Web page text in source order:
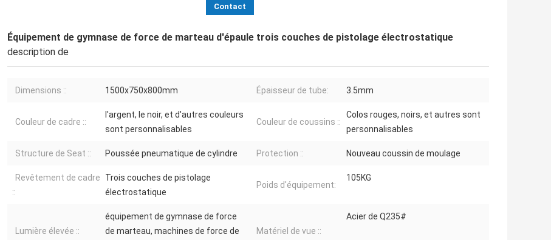
Contact
Équipement de gymnase de force de marteau d'épaule trois couches de pistolage électrostatique
description de
Dimensions :: 1500x750x800mm Épaisseur de tube: 3.5mm
Couleur de cadre ::
l'argent, le noir, et d'autres couleurs
sont personnalisables
Couleur de coussins ::
Colos rouges, noirs, et autres sont
personnalisables
Structure de Seat :: Poussée pneumatique de cylindre Protection :: Nouveau coussin de moulage
Revêtement de cadre
::
Trois couches de pistolage
électrostatique
Poids d'équipement:
105KG
Lumière élevée ::
équipement de gymnase de force
de marteau, machines de force de
Matériel de vue ::
Acier de Q235#